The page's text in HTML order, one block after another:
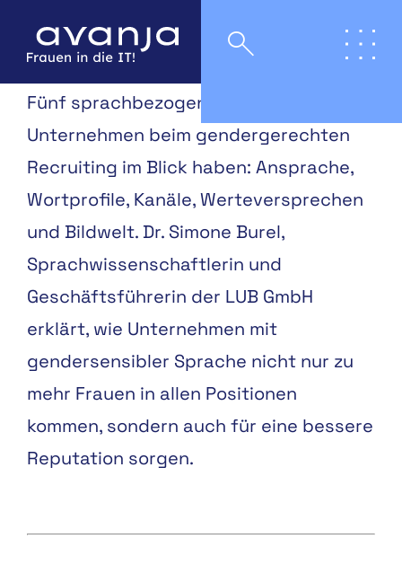
Fünf sprachbezogene Aspekte sollten
Unternehmen beim gendergerechten
Recruiting im Blick haben: Ansprache,
Wortprofile, Kanäle, Werteversprechen
und Bildwelt. Dr. Simone Burel,
Sprachwissenschaftlerin und
Geschäftsführerin der LUB GmbH
erklärt, wie Unternehmen mit
gendersensibler Sprache nicht nur zu
mehr Frauen in allen Positionen
kommen, sondern auch für eine bessere
Reputation sorgen.